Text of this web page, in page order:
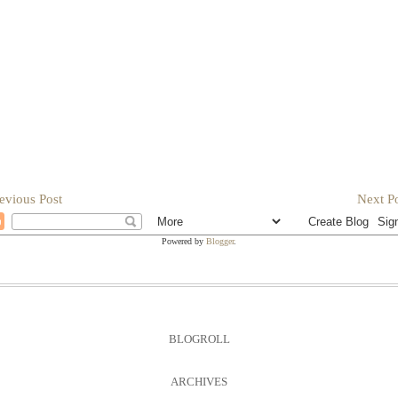
Next
Post
Powered by Blogger.
BLOGROLL
ARCHIVES